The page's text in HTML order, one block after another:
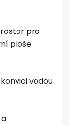
pro
ploše
vodou